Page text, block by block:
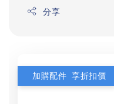
分享
加購配件 享折扣價